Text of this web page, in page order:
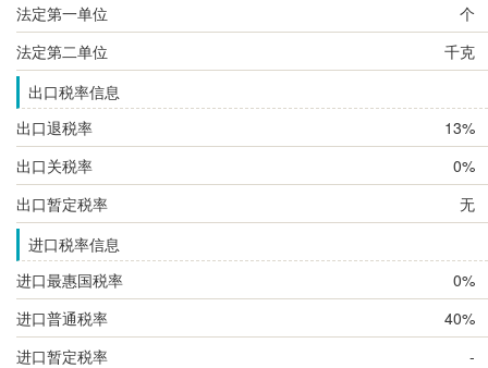
法定第一单位
个
法定第二单位
千克
出口税率信息
出口退税率
13%
出口关税率
0%
出口暂定税率
无
进口税率信息
进口最惠国税率
0%
进口普通税率
40%
进口暂定税率
-